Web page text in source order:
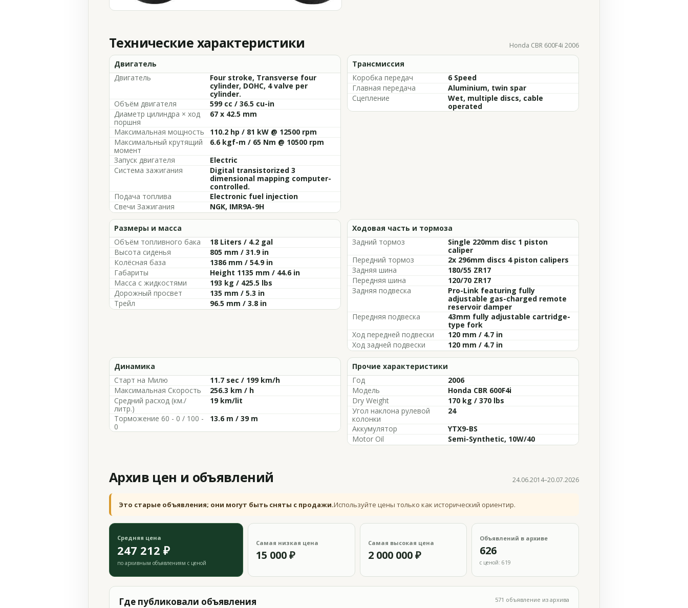
Технические характеристики Honda CBR 600F4i 2006
Двигатель
Двигатель
Four stroke, Transverse four
cylinder, DOHC, 4 valve per
cylinder.
Объём двигателя
599 cc / 36.5 cu-in
Диаметр цилиндра × ход
поршня
67 x 42.5 mm
Максимальная мощность
110.2 hp / 81 kW @ 12500 rpm
Максимальный крутящий
момент
6.6 kgf-m / 65 Nm @ 10500 rpm
Запуск двигателя
Electric
Система зажигания
Digital transistorized 3
dimensional mapping computer-
controlled.
Подача топлива
Electronic fuel injection
Свечи Зажигания
NGK, IMR9A-9H
Трансмиссия
Коробка передач
6 Speed
Главная передача
Aluminium, twin spar
Сцепление
Wet, multiple discs, cable
operated
Размеры и масса
Объём топливного бака
18 Liters / 4.2 gal
Высота сиденья
805 mm / 31.9 in
Колёсная база
1386 mm / 54.9 in
Габариты
Height 1135 mm / 44.6 in
Масса с жидкостями
193 kg / 425.5 lbs
Дорожный просвет
135 mm / 5.3 in
Трейл
96.5 mm / 3.8 in
Ходовая часть и тормоза
Задний тормоз
Single 220mm disc 1 piston
caliper
Передний тормоз
2x 296mm discs 4 piston calipers
Задняя шина
180/55 ZR17
Передняя шина
120/70 ZR17
Задняя подвеска
Pro-Link featuring fully
adjustable gas-charged remote
reservoir damper
Передняя подвеска
43mm fully adjustable cartridge-
type fork
Ход передней подвески
120 mm / 4.7 in
Ход задней подвески
120 mm / 4.7 in
Динамика
Старт на Милю
11.7 sec / 199 km/h
Максимальная Скорость
256.3 km / h
Средний расход (км./
литр.)
19 km/lit
Торможение 60 - 0 / 100 -
0
13.6 m / 39 m
Прочие характеристики
Год
2006
Модель
Honda CBR 600F4i
Dry Weight
170 kg / 370 lbs
Угол наклона рулевой
колонки
24
Аккумулятор
YTX9-BS
Motor Oil
Semi-Synthetic, 10W/40
Архив цен и объявлений 24.06.2014–20.07.2026
Это старые объявления; они могут быть сняты с продажи.Используйте цены только как исторический ориентир.
Средняя цена
247 212 ₽
по архивным объявлениям с ценой
Самая низкая цена
15 000 ₽
Самая высокая цена
2 000 000 ₽
Объявлений в архиве
626
с ценой: 619
Где публиковали объявления 571 объявление из архива